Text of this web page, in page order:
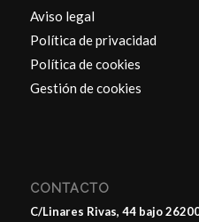
Aviso legal
Política de privacidad
Política de cookies
Gestión de cookies
CONTACTO
C/Linares Rivas, 44 bajo